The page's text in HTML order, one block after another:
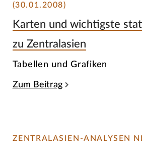
(30.01.2008)
Karten und wichtigste
zu Zentralasien
Tabellen und Grafiken
Zum Beitrag
ZENTRALASIEN-ANALYSEN